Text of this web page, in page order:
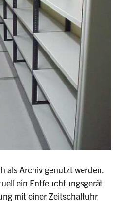
als Archiv genutzt werden.
ein Entfeuchtungsgerät
mit einer Zeitschaltuhr